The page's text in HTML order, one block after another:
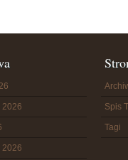
2026
2026
Spis
Tagi